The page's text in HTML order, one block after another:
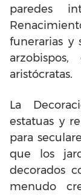
paredes
funerarias y
aristócratas.
La
estatuas y
para
que los
decorados
menudo